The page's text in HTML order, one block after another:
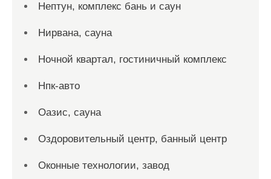
Нептун, комплекс бань и саун
Нирвана, сауна
Ночной квартал, гостиничный комплекс
Нпк-авто
Оазис, сауна
Оздоровительный центр, банный центр
Оконные технологии, завод